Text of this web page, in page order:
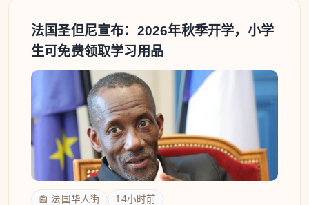
法国圣但尼宣布：2026年秋季开学，小学
生可免费领取学习用品
📰 法国华人街 14小时前